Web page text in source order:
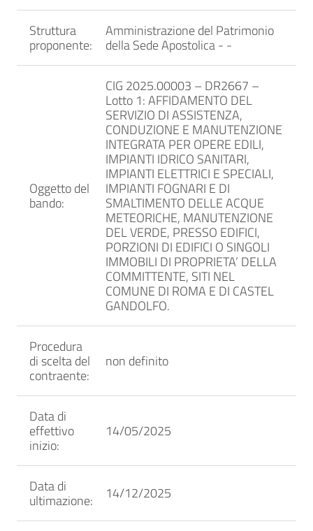
Struttura
proponente:
Amministrazione del Patrimonio
della Sede Apostolica - -
Oggetto del
bando:
CIG 2025.00003 – DR2667 –
Lotto 1: AFFIDAMENTO DEL
SERVIZIO DI ASSISTENZA,
CONDUZIONE E MANUTENZIONE
INTEGRATA PER OPERE EDILI,
IMPIANTI IDRICO SANITARI,
IMPIANTI ELETTRICI E SPECIALI,
IMPIANTI FOGNARI E DI
SMALTIMENTO DELLE ACQUE
METEORICHE, MANUTENZIONE
DEL VERDE, PRESSO EDIFICI,
PORZIONI DI EDIFICI O SINGOLI
IMMOBILI DI PROPRIETA’ DELLA
COMMITTENTE, SITI NEL
COMUNE DI ROMA E DI CASTEL
GANDOLFO.
Procedura
di scelta del
contraente:
non definito
Data di
effettivo
inizio:
14/05/2025
Data di
ultimazione: 14/12/2025